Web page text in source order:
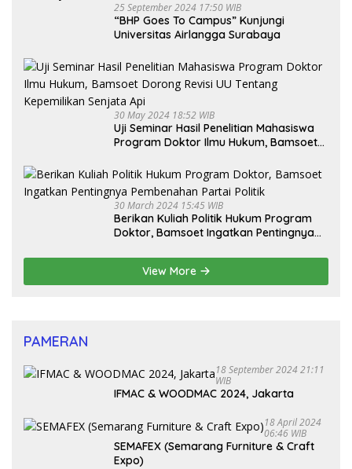
25 September 2024 17:50 WIB
“BHP Goes To Campus” Kunjungi
Universitas Airlangga Surabaya
30 May 2024 18:52 WIB
Uji Seminar Hasil Penelitian Mahasiswa
Program Doktor Ilmu Hukum, Bamsoet
Senjata Api
30 March 2024 15:45 WIB
Berikan Kuliah Politik Hukum Program
Doktor, Bamsoet Ingatkan Pentingnya
View More
PAMERAN
18 September 2024 21:11
WIB
IFMAC & WOODMAC 2024, Jakarta
18 April 2024
06:46 WIB
SEMAFEX (Semarang Furniture & Craft
Expo)